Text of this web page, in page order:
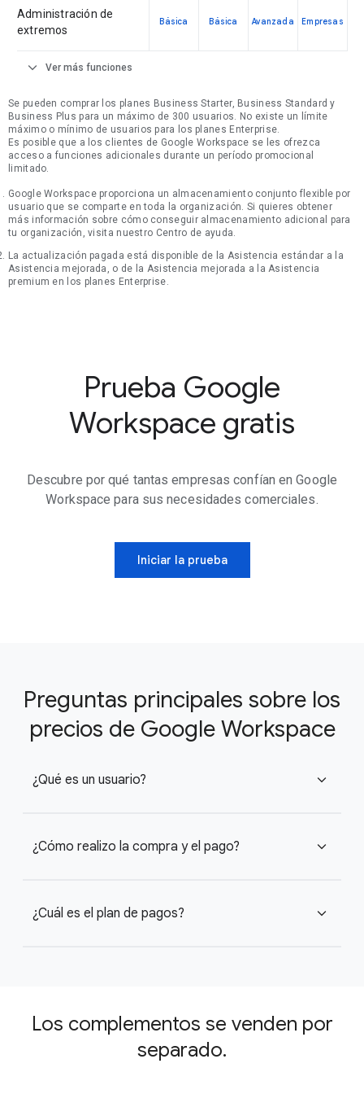
Administración de
extremos
Básica Básica Avanzada Empresas
expand_more Ver más funciones
Se pueden comprar los planes Business Starter, Business Standard y
Business Plus para un máximo de 300 usuarios. No existe un límite
máximo o mínimo de usuarios para los planes Enterprise.
Es posible que a los clientes de Google Workspace se les ofrezca
acceso a funciones adicionales durante un período promocional
limitado.
Google Workspace proporciona un almacenamiento conjunto flexible por
usuario que se comparte en toda la organización. Si quieres obtener
más información sobre cómo conseguir almacenamiento adicional para
tu organización, visita nuestro Centro de ayuda.
La actualización pagada está disponible de la Asistencia estándar a la
Asistencia mejorada, o de la Asistencia mejorada a la Asistencia
premium en los planes Enterprise.
Prueba Google
Workspace gratis
Descubre por qué tantas empresas confían en Google
Workspace para sus necesidades comerciales.
Iniciar la prueba
Preguntas principales sobre los
precios de Google Workspace
¿Qué es un usuario? expand_more
¿Cómo realizo la compra y el pago? expand_more
¿Cuál es el plan de pagos? expand_more
Los complementos se venden por
separado.